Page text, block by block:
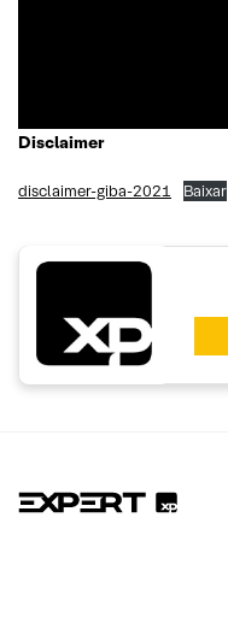
Disclaimer
disclaimer-giba-2021 Baixar